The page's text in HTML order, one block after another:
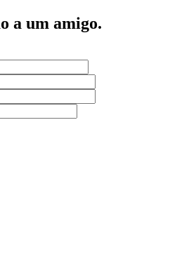
a um amigo.